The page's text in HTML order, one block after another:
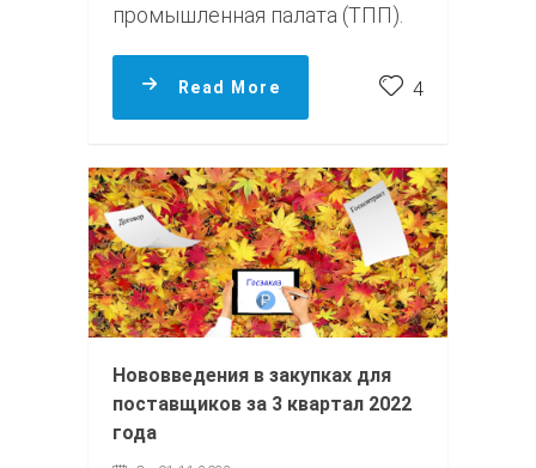
промышленная палата (ТПП).
Read More 4
Нововведения в закупках для
поставщиков за 3 квартал 2022
года